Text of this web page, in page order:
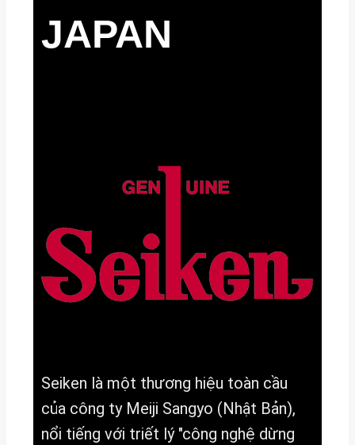
JAPAN
Seiken là một thương hiệu toàn cầu
của công ty Meiji Sangyo (Nhật Bản),
nổi tiếng với triết lý "công nghệ dừng